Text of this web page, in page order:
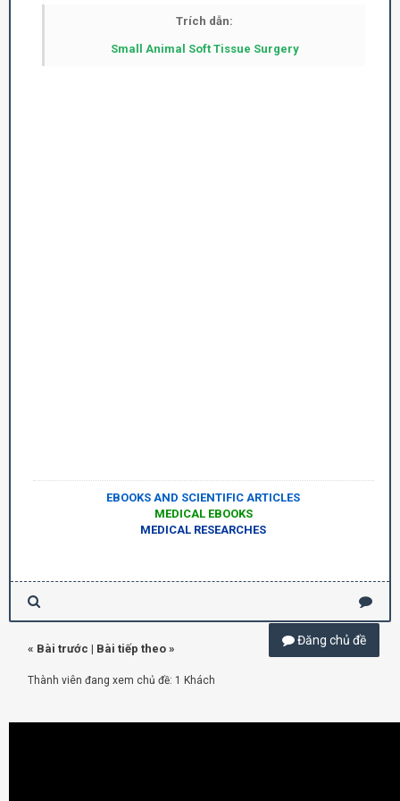
Trích dẫn:
Small Animal Soft Tissue Surgery
EBOOKS AND SCIENTIFIC ARTICLES
MEDICAL EBOOKS
MEDICAL RESEARCHES
Đăng chủ đề
« Bài trước | Bài tiếp theo »
Thành viên đang xem chủ đề: 1 Khách